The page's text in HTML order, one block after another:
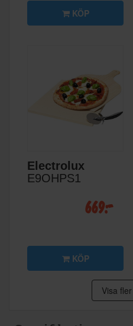
KÖP
Electrolux
E9OHPS1
669:-
KÖP
Visa